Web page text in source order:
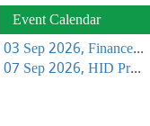
Event Calendar
03 Sep 2026, Finance Learning Forum
07 Sep 2026, HID Project Management Training